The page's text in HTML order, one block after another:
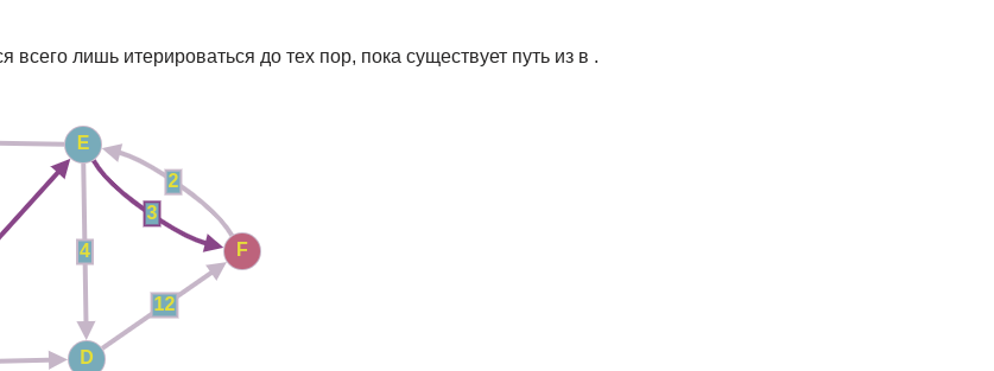
всего лишь итерироваться до тех пор, пока существует путь из в .